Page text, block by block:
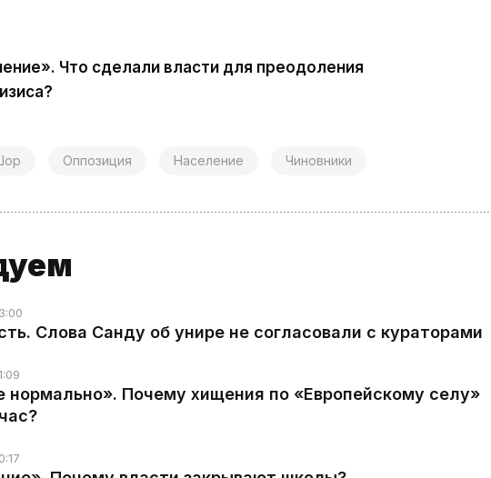
Что сделали власти для преодоления
Оппозиция Население Чиновники
Слова Санду об унире не согласовали с кураторами
нормально». Почему хищения по «Европейскому селу»